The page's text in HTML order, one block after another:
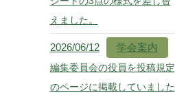
えました。
2026/06/12 学会案内
編集委員会の役員を投稿規定
のページに掲載していました